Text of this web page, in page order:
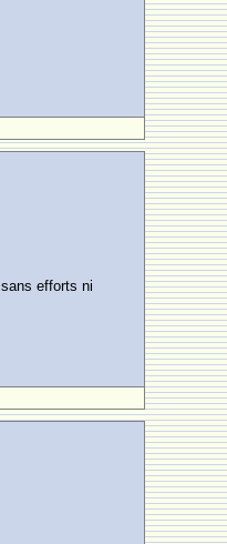
efforts ni